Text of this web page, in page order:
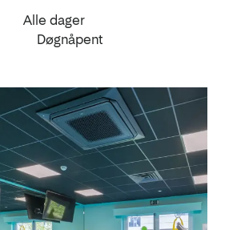
Alle dager
Døgnåpent